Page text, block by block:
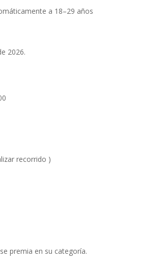
a 18–29 años
2026.
recorrido )
premia en su categoría.